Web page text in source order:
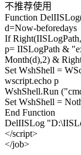
不推荐使用
Function
d=Now-beforedays
If
p= IISLogPath &
Month(d),2) &
Set WshShell =
wscript.echo p
WshShell.Run
Set WshShell =
End Function
DelIISLog
</script>
</job>